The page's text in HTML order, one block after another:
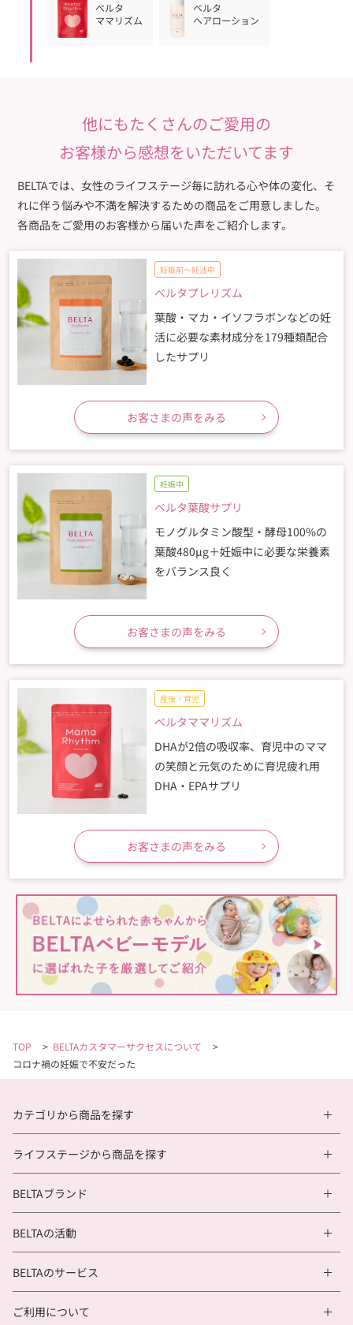
ベルタ
ママリズム
ベルタ
ヘアローション
他にもたくさんのご愛用の
お客様から感想をいただいてます
BELTAでは、女性のライフステージ毎に訪れる心や体の変化、そ
れに伴う悩みや不満を解決するための商品をご用意しました。
各商品をご愛用のお客様から届いた声をご紹介します。
妊娠前〜妊活中
ベルタプレリズム
葉酸・マカ・イソフラボンなどの妊
活に必要な素材成分を179種類配合
したサプリ
お客さまの声をみる
妊娠中
ベルタ葉酸サプリ
モノグルタミン酸型・酵母100%の
葉酸480µg＋妊娠中に必要な栄養素
をバランス良く
お客さまの声をみる
産後・育児
ベルタママリズム
DHAが2倍の吸収率、育児中のママ
の笑顔と元気のために育児疲れ用
DHA・EPAサプリ
お客さまの声をみる
TOP > BELTAカスタマーサクセスについて
>
コロナ禍の妊娠で不安だった
カテゴリから商品を探す
ライフステージから商品を探す
BELTAブランド
BELTAの活動
BELTAのサービス
ご利用について